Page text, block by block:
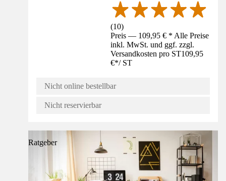
(10)
Preis — 109,95 € * Alle Preise
inkl. MwSt. und ggf. zzgl.
Versandkosten pro ST109,95
€*/ ST
Nicht online bestellbar
Nicht reservierbar
Ratgeber